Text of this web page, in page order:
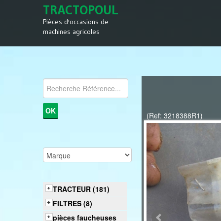
TRACTOPOUL
Pièces d'occasions de
machines agricoles
TRACTEUR (181)
FILTRES (8)
pièces faucheuses
(Ref: 3218388R1)